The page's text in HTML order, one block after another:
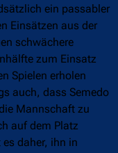
ein passabler
Einsätzen aus der
schwächere
zum Einsatz
Spielen erholen
auch, dass Semedo
Mannschaft zu
auf dem Platz
daher, ihn in